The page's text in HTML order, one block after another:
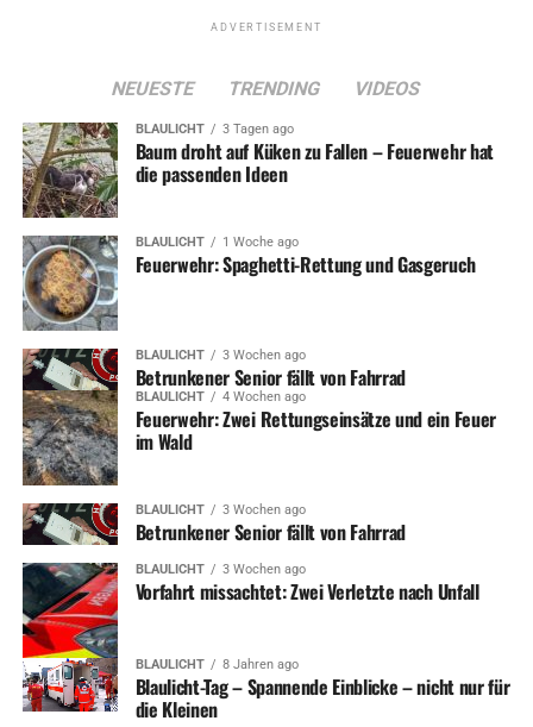
ADVERTISEMENT
NEUESTE TRENDING VIDEOS
BLAULICHT 3 Tagen ago
Baum droht auf Küken zu Fallen – Feuerwehr hat
die passenden Ideen
BLAULICHT 1 Woche ago
Feuerwehr: Spaghetti-Rettung und Gasgeruch
BLAULICHT 3 Wochen ago
Betrunkener Senior fällt von Fahrrad
BLAULICHT 4 Wochen ago
Feuerwehr: Zwei Rettungseinsätze und ein Feuer
im Wald
BLAULICHT 3 Wochen ago
Betrunkener Senior fällt von Fahrrad
BLAULICHT 3 Wochen ago
Vorfahrt missachtet: Zwei Verletzte nach Unfall
BLAULICHT 8 Jahren ago
Blaulicht-Tag – Spannende Einblicke – nicht nur für
die Kleinen